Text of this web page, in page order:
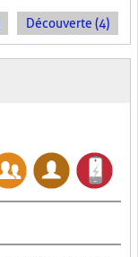
Découverte (4)